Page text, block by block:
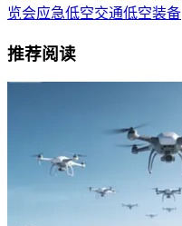
览会应急低空交通低空装备
推荐阅读